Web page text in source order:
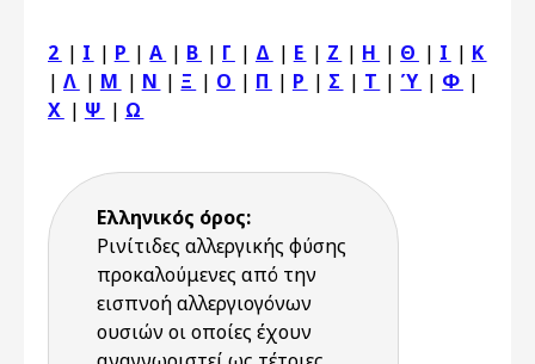
2 | I | P |Α | Β | Γ | Δ | Ε | Ζ | Η | Θ | Ι | Κ
| Λ | Μ | Ν | Ξ | Ο | Π | Ρ | Σ | Τ | Ύ | Φ |
Χ | Ψ | Ω
Ελληνικός όρος:
Ρινίτιδες αλλεργικής φύσης
προκαλούμενες από την
εισπνοή αλλεργιογόνων
ουσιών οι οποίες έχουν